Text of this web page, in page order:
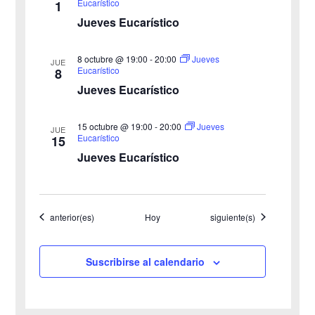
e
v
e
1
Jueves Eucarístico
JUE
8
Jueves Eucarístico
8 octubre @ 19:00 -20:00
Jueves
Eucarístico
JUE
15
Jueves Eucarístico
15 octubre @ 19:00 -20:00
Jueves
Eucarístico
Eventos
anterior(es) Hoy Eventos
siguiente(s)
Suscribirse al calendario